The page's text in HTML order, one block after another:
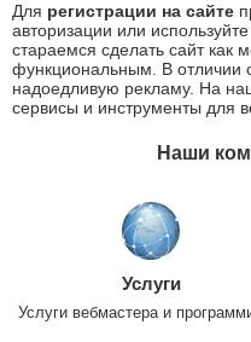
Для регистрации на сайте
авторизации или
стараемся сделать сайт
функциональным. В отличии
надоедливую рекламу. На
сервисы и инструменты для
Наши
Услуги
Услуги вебмастера и